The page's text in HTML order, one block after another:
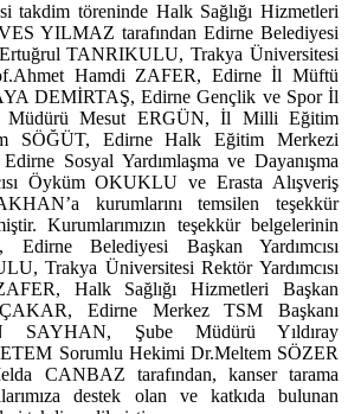
takdim töreninde Halk Sağlığı Hizmetleri
YILMAZ tarafından Edirne Belediyesi
TANRIKULU, Trakya Üniversitesi
Hamdi ZAFER, Edirne İl Müftü
DEMİRTAŞ, Edirne Gençlik ve Spor İl
Müdürü Mesut ERGÜN, İl Milli Eğitim
SÖĞÜT, Edirne Halk Eğitim Merkezi
Sosyal Yardımlaşma ve Dayanışma
Öyküm OKUKLU ve Erasta Alışveriş
kurumlarını temsilen teşekkür
Kurumlarımızın teşekkür belgelerinin
Edirne Belediyesi Başkan Yardımcısı
Trakya Üniversitesi Rektör Yardımcısı
Halk Sağlığı Hizmetleri Başkan
ÇAKAR, Edirne Merkez TSM Başkanı
SAYHAN, Şube Müdürü Yıldıray
Sorumlu Hekimi Dr.Meltem SÖZER
CANBAZ tarafından, kanser tarama
destek olan ve katkıda bulunan